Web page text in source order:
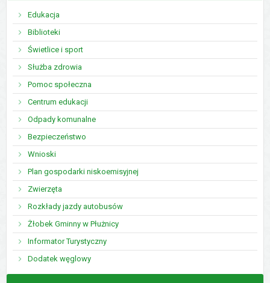
Edukacja
Biblioteki
Świetlice i sport
Służba zdrowia
Pomoc społeczna
Centrum edukacji
Odpady komunalne
Bezpieczeństwo
Wnioski
Plan gospodarki niskoemisyjnej
Zwierzęta
Rozkłady jazdy autobusów
Żłobek Gminny w Płużnicy
Informator Turystyczny
Dodatek węglowy